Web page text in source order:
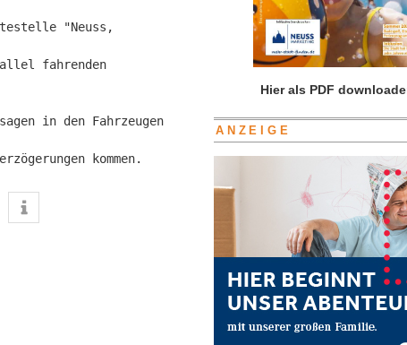
"Neuss,
fahrenden
in den Fahrzeugen
kommen.
Hier als PDF
ANZEIGE